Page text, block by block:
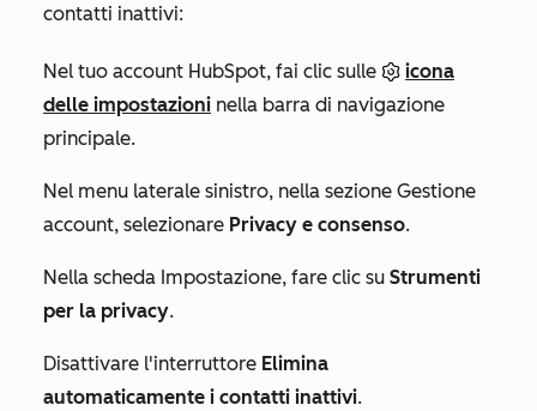
contatti inattivi:
Nel tuo account HubSpot, fai clic sulle
icona
delle impostazioni nella barra di navigazione
principale.
Nel menu laterale sinistro, nella sezione Gestione
account, selezionare Privacy e consenso.
Nella scheda Impostazione, fare clic su Strumenti
per la privacy.
Disattivare l'interruttore Elimina
automaticamente i contatti inattivi.